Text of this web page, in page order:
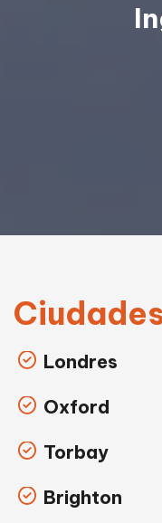
Londres
Oxford
Torbay
Brighton